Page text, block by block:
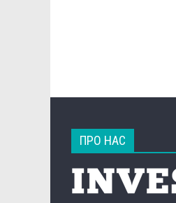
ПРО НАС